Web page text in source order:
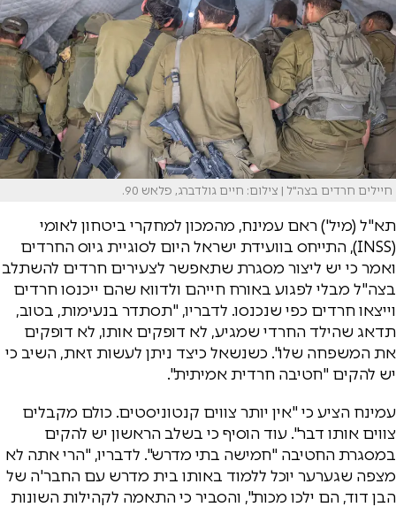
חיילים חרדים בצה"ל | צילום: חיים גולדברג, פלאש 90.
תא"ל (מיל') ראם עמינח, מהמכון למחקרי ביטחון לאומי
(INSS), התייחס בוועידת ישראל היום לסוגיית גיוס החרדים
ואמר כי יש ליצור מסגרת שתאפשר לצעירים חרדים להשתלב
בצה"ל מבלי לפגוע באורח חייהם ולדווא שהם ייכנסו חרדים
וייצאו חרדים כפי שנכנסו. לדבריו, "תסתדר בנעימות, בטוב,
תדאג שהילד החרדי שמגיע, לא דופקים אותו, לא דופקים
את המשפחה שלו". כשנשאל כיצד ניתן לעשות זאת, השיב כי
יש להקים "חטיבה חרדית אמיתית".
עמינח הציע כי "אין יותר צווים קנטוניסטים. כולם מקבלים
צווים אותו דבר". עוד הוסיף כי בשלב הראשון יש להקים
במסגרת החטיבה "חמישה בתי מדרש". לדבריו, "הרי אתה לא
מצפה שגערער יוכל ללמוד באותו בית מדרש עם החבר'ה של
הבן דוד, הם ילכו מכות", והסביר כי התאמה לקהילות השונות